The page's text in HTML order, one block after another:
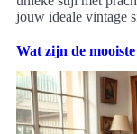
jouw ideale vintage
Wat zijn de